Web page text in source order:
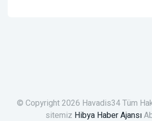
© Copyright 2026 Havadis34 Tüm
sitemiz Hibya Haber Ajansı